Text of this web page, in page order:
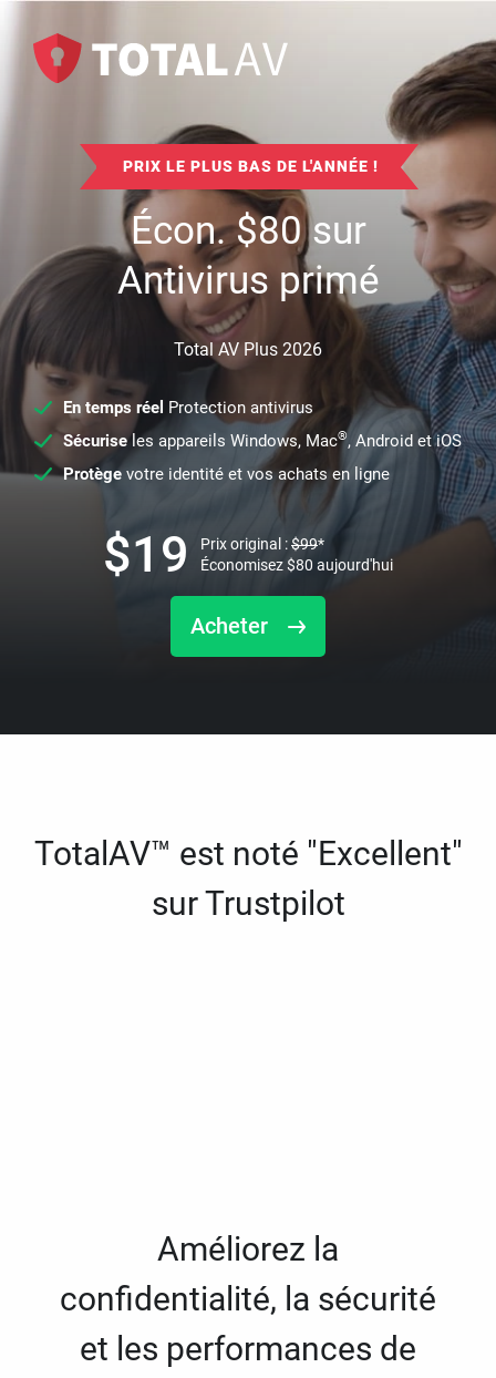
PRIX LE PLUS BAS DE L'ANNÉE !
Écon.$80sur
Antivirus primé
Total AV Plus 2026
En temps réel Protection antivirus
Sécuriseles appareils Windows, Mac®, Android et iOS
Protège votre identité et vos achats en ligne
Acheter
$19 Prix original :$99*
Économisez$80 aujourd'hui
TotalAV™ est noté "Excellent"
sur Trustpilot
Améliorez la
confidentialité, la sécurité
et les performances de